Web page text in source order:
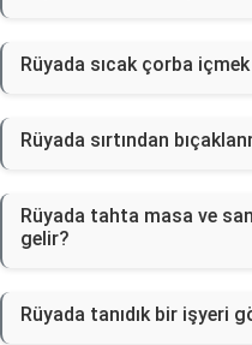
Rüyada sıcak çorba
Rüyada sırtından
Rüyada tahta masa ve
gelir?
Rüyada tanıdık bir işyeri